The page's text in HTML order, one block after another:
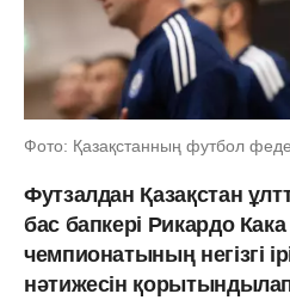
Фото: Қазақстанның футбол
Футзалдан Қазақстан
бас бапкері Рикардо
чемпионатының негізгі
нәтижесін